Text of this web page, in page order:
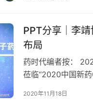
PPT分享｜李
布局
药时代编者按：
莅临“2020中国新
2020年11月18日